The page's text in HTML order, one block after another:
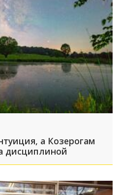
а Козерогам
дисциплиной